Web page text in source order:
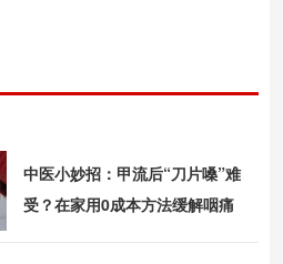
中医小妙招：甲流后“刀片嗓”难
受？在家用0成本方法缓解咽痛